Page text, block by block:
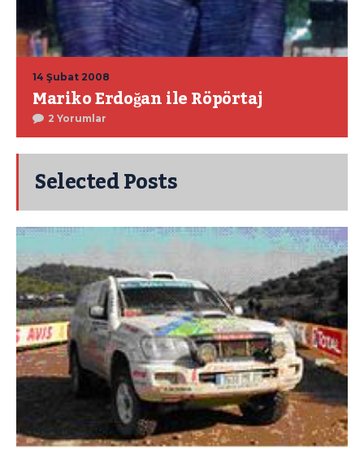
14 Şubat 2008
Mariko Erdoğan ile Röpörtaj
2 Yorumlar
Selected Posts